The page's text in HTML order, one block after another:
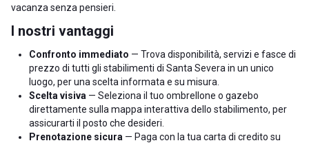
vacanza senza pensieri.
I nostri vantaggi
Confronto immediato — Trova disponibilità, servizi e fasce di
prezzo di tutti gli stabilimenti di Santa Severa in un unico
luogo, per una scelta informata e su misura.
Scelta visiva — Seleziona il tuo ombrellone o gazebo
direttamente sulla mappa interattiva dello stabilimento, per
assicurarti il posto che desideri.
Prenotazione sicura — Paga con la tua carta di credito su